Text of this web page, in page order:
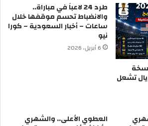
النسخة
تشعل
طرد 24 لاعباً في مباراة..
والانضباط تحسم موقفها خلال
ساعات – أخبار السعودية – كورا
نيو
6 أبريل، 2026
العطوي الأعلى.. والشهري